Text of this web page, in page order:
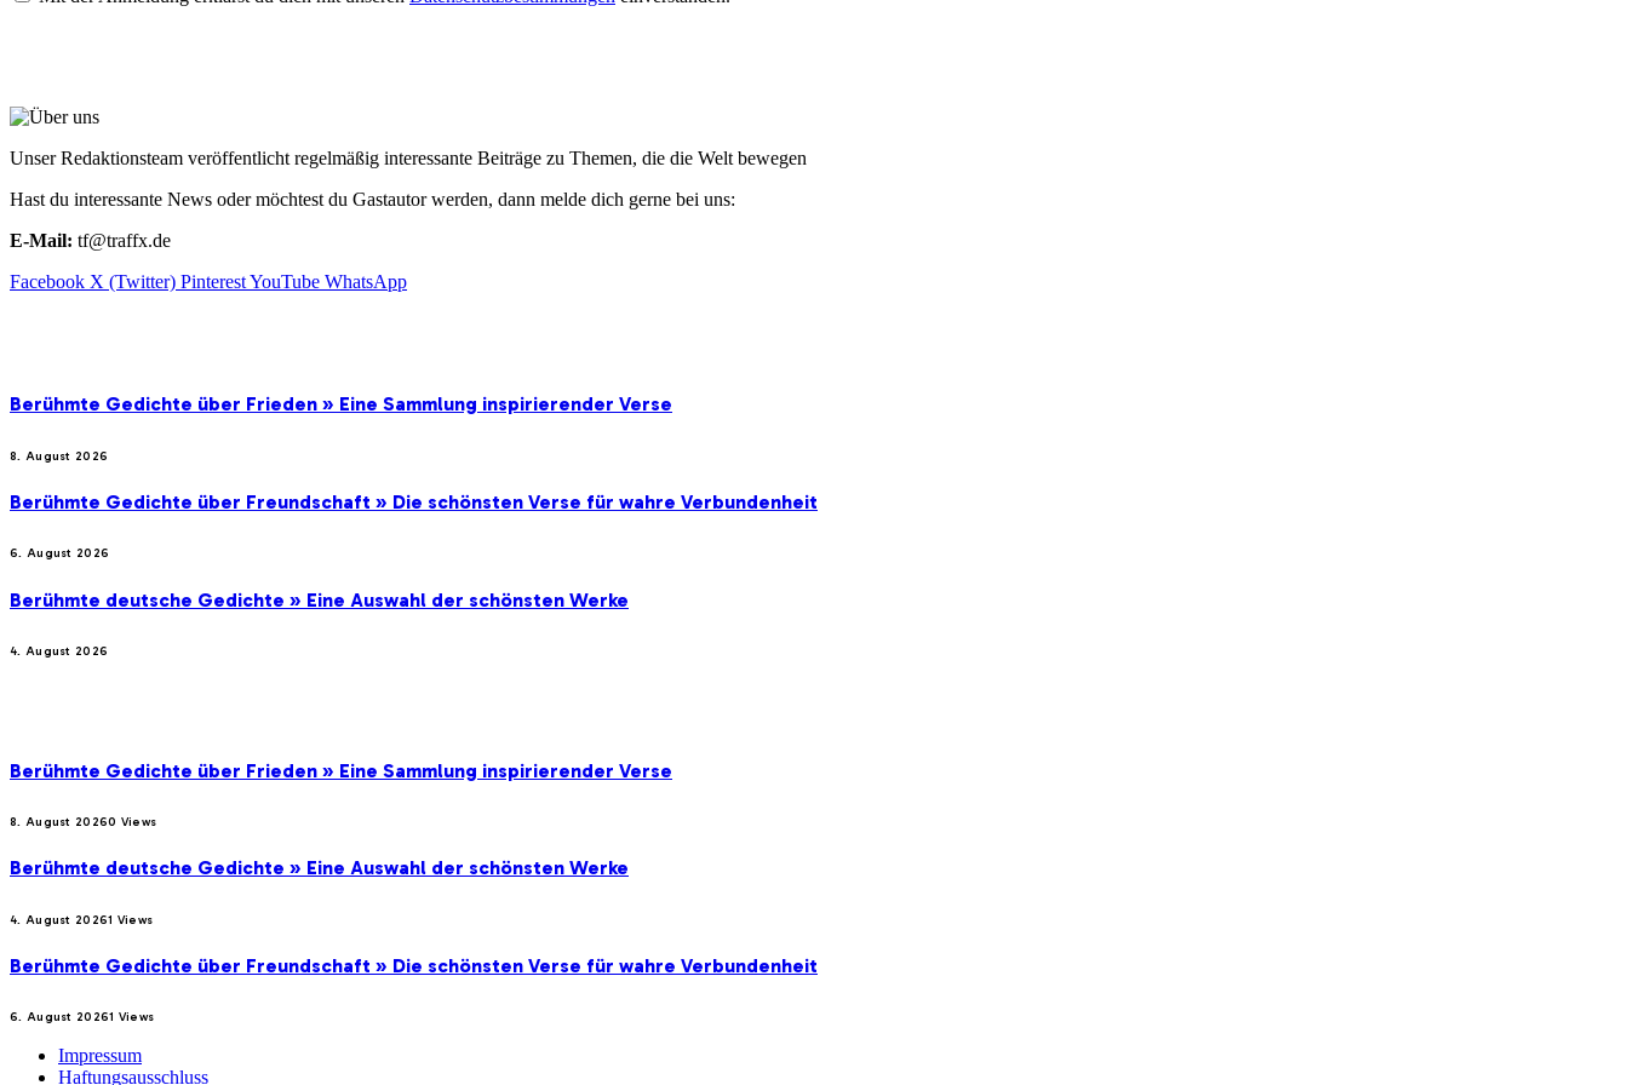
Unser Redaktionsteam veröffentlicht regelmäßig interessante Beiträge zu Themen, die die Welt bewegen
Hast du interessante News oder möchtest du Gastautor werden, dann melde dich gerne bei uns:
E-Mail: tf@traffx.de
Facebook X (Twitter) PinterestYouTube WhatsApp
Berühmte Gedichte über Frieden » Eine Sammlung inspirierender Verse
8. August 2026
Berühmte Gedichte über Freundschaft » Die schönsten Verse für wahre Verbundenheit
6. August 2026
Berühmte deutsche Gedichte » Eine Auswahl der schönsten Werke
4. August 2026
Berühmte Gedichte über Frieden » Eine Sammlung inspirierender Verse
8. August 20260 Views
Berühmte deutsche Gedichte » Eine Auswahl der schönsten Werke
4. August 20261 Views
Berühmte Gedichte über Freundschaft » Die schönsten Verse für wahre Verbundenheit
6. August 20261 Views
Impressum
Haftungsausschluss